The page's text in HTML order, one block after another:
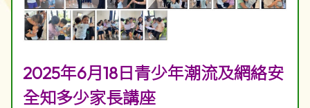
2025年6月18日青少年潮流及網絡安
全知多少家長講座